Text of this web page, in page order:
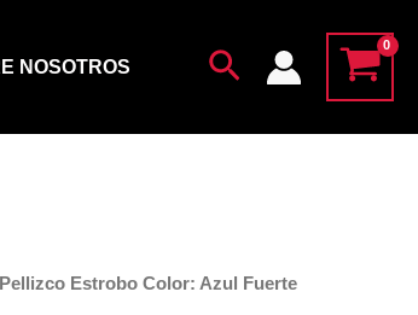
NOSOTROS Buscar
Estrobo Color: Azul Fuerte
Fuerte